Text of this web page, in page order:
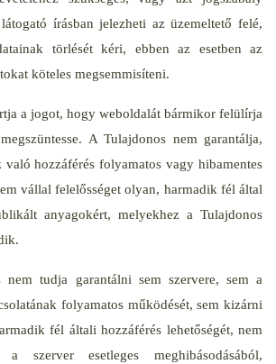
írásban jelezheti az üzemeltető felé,
törlését kéri, ebben az esetben az
köteles megsemmisíteni.
a jogot, hogy weboldalát bármikor felülírja
A Tulajdonos nem garantálja,
hozzáférés folyamatos vagy hibamentes
vállal felelősséget olyan, harmadik fél által
anyagokért, melyekhez a Tulajdonos
tudja garantálni sem szervere, sem a
folyamatos működését, sem kizárni
fél általi hozzáférés lehetőségét, nem
szerver esetleges meghibásodásából,